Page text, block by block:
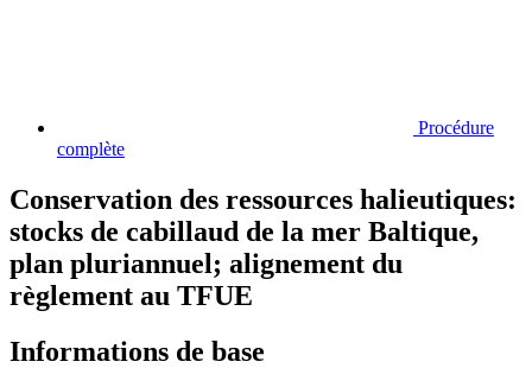
Procédure
complète
Conservation des ressources halieutiques:
stocks de cabillaud de la mer Baltique,
plan pluriannuel; alignement du
règlement au TFUE
Informations de base